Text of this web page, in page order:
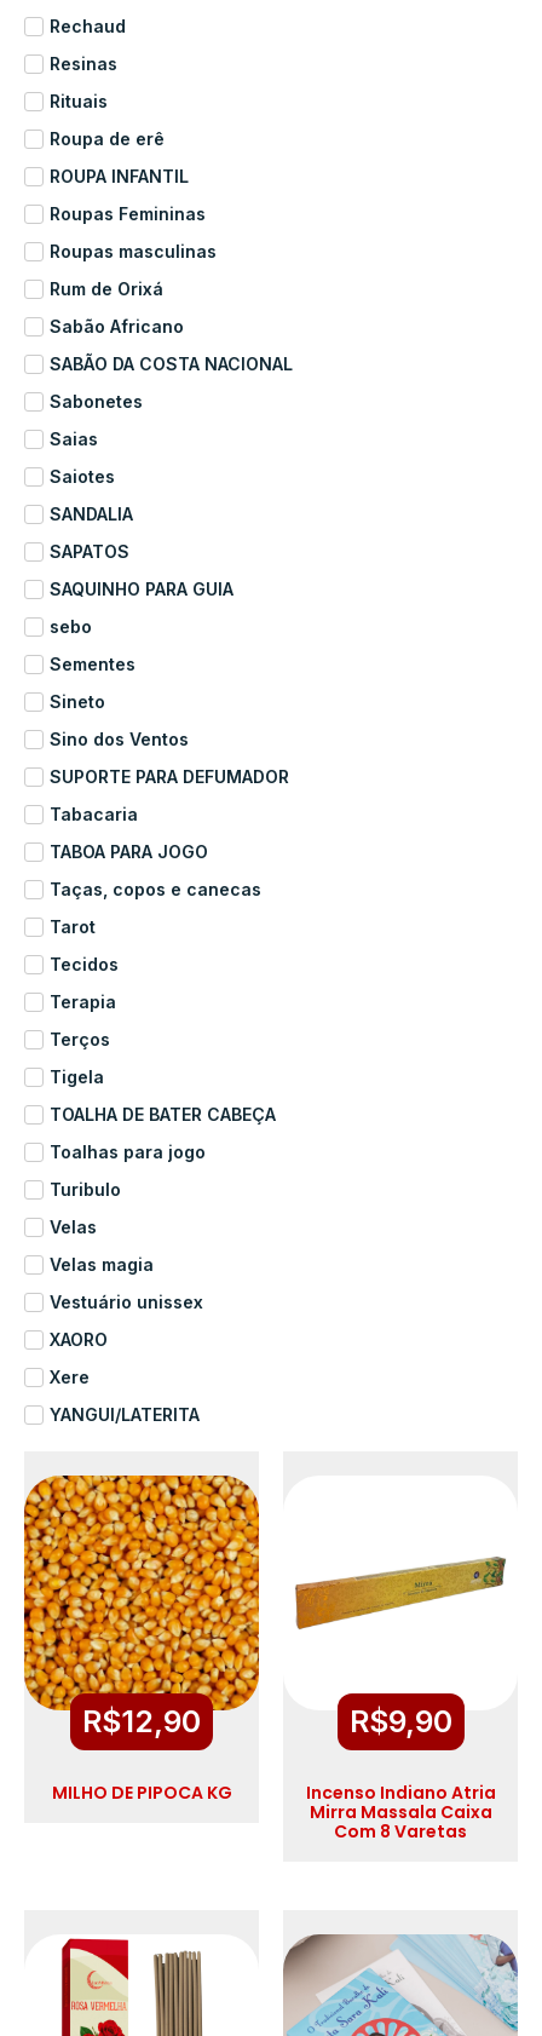
Rechaud
Resinas
Rituais
Roupa de erê
ROUPA INFANTIL
Roupas Femininas
Roupas masculinas
Rum de Orixá
Sabão Africano
SABÃO DA COSTA NACIONAL
Sabonetes
Saias
Saiotes
SANDALIA
SAPATOS
SAQUINHO PARA GUIA
sebo
Sementes
Sineto
Sino dos Ventos
SUPORTE PARA DEFUMADOR
Tabacaria
TABOA PARA JOGO
Taças, copos e canecas
Tarot
Tecidos
Terapia
Terços
Tigela
TOALHA DE BATER CABEÇA
Toalhas para jogo
Turibulo
Velas
Velas magia
Vestuário unissex
XAORO
Xere
YANGUI/LATERITA
R$12,90
MILHO DE PIPOCA KG
R$9,90
Incenso Indiano Atria
Mirra Massala Caixa
Com 8 Varetas